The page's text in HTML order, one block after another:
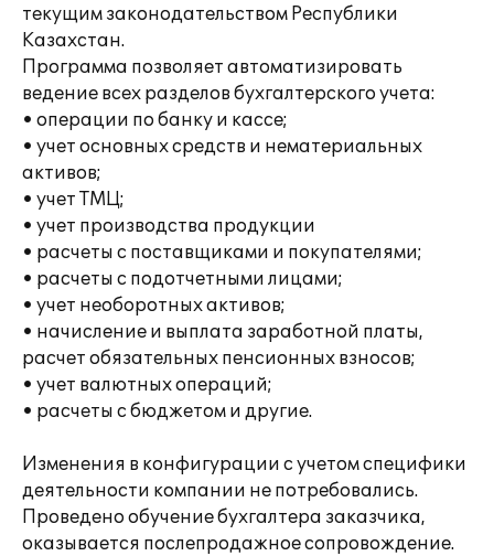
текущим законодательством Республики
Казахстан.
Программа позволяет автоматизировать
ведение всех разделов бухгалтерского учета:
• операции по банку и кассе;
• учет основных средств и нематериальных
активов;
• учет ТМЦ;
• учет производства продукции
• расчеты с поставщиками и покупателями;
• расчеты с подотчетными лицами;
• учет необоротных активов;
• начисление и выплата заработной платы,
расчет обязательных пенсионных взносов;
• учет валютных операций;
• расчеты с бюджетом и другие.
Изменения в конфигурации с учетом специфики
деятельности компании не потребовались.
Проведено обучение бухгалтера заказчика,
оказывается послепродажное сопровождение.